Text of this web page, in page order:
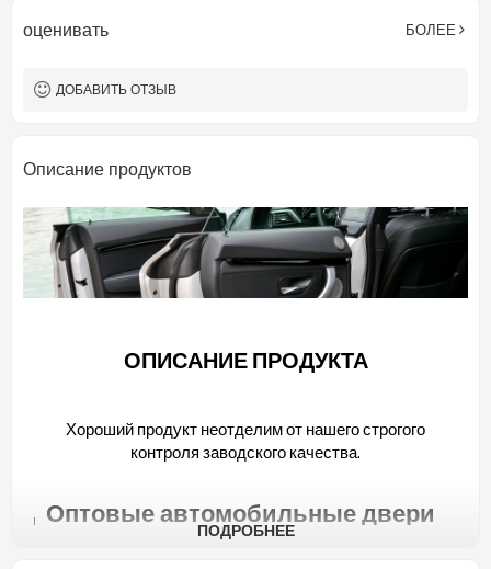
оценивать БОЛЕЕ
ДОБАВИТЬ ОТЗЫВ
Описание продуктов
ОПИСАНИЕ ПРОДУКТА
Хороший продукт неотделим от нашего строгого
контроля заводского качества.
Оптовые автомобильные двери
на 2022 год Bestune
ПОДРОБНЕЕ